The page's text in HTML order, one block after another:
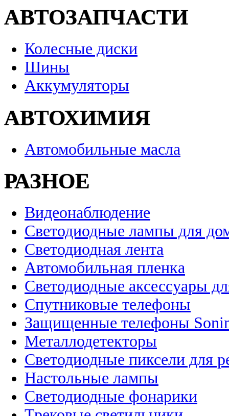
АВТОЗАПЧАСТИ
Колесные диски
Шины
Аккумуляторы
АВТОХИМИЯ
Автомобильные масла
РАЗНОЕ
Видеонаблюдение
Светодиодные лампы для
Светодиодная лента
Автомобильная пленка
Светодиодные аксессуары
Спутниковые телефоны
Защищенные телефоны
Металлодетекторы
Светодиодные пиксели для
Настольные лампы
Светодиодные фонарики